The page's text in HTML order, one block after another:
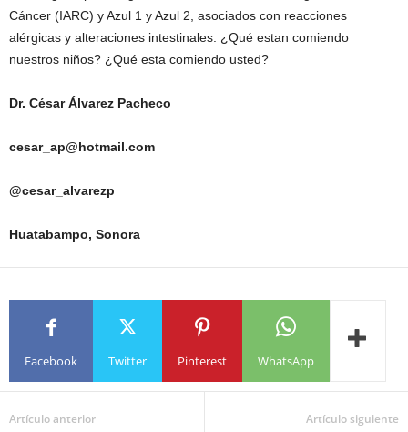
Cáncer (IARC) y Azul 1 y Azul 2, asociados con reacciones
alérgicas y alteraciones intestinales. ¿Qué estan comiendo
nuestros niños? ¿Qué esta comiendo usted?
Dr. César Álvarez Pacheco
cesar_ap@hotmail.com
@cesar_alvarezp
Huatabampo, Sonora
Facebook Twitter Pinterest WhatsApp
Artículo anterior Artículo siguiente